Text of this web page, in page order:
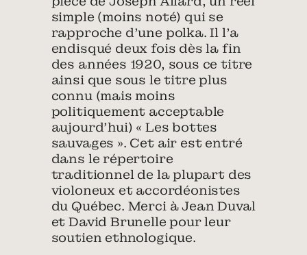
simple (moins noté) qui se
rapproche d’une polka. Il l’a
endisqué deux fois dès la fin
des années 1920, sous ce titre
ainsi que sous le titre plus
connu (mais moins
politiquement acceptable
aujourd’hui) « Les bottes
sauvages ». Cet air est entré
dans le répertoire
traditionnel de la plupart des
violoneux et accordéonistes
du Québec. Merci à Jean Duval
et David Brunelle pour leur
soutien ethnologique.